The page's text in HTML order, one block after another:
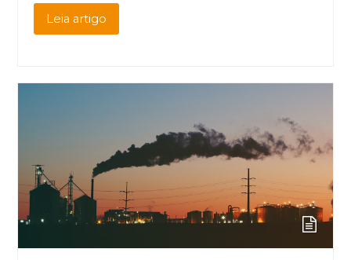
Leia artigo